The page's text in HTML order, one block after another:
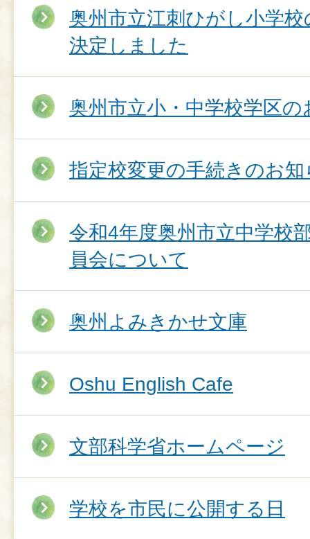
奥州市立江刺ひがし小学
決定しました
奥州市立小・中学校学区の
指定校変更の手続きのお知
令和4年度奥州市立中学校
員会について
奥州よみきかせ文庫
Oshu English Cafe
文部科学省ホームページ
学校を市民に公開する日